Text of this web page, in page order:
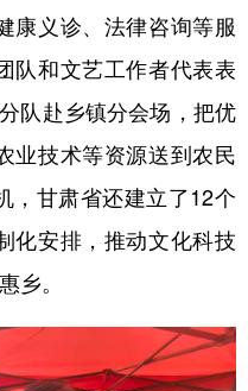
康义诊、法律咨询等服
队和文艺工作者代表表
队赴乡镇分会场，把优
业技术等资源送到农民
，甘肃省还建立了12个
化安排，推动文化科技
乡。